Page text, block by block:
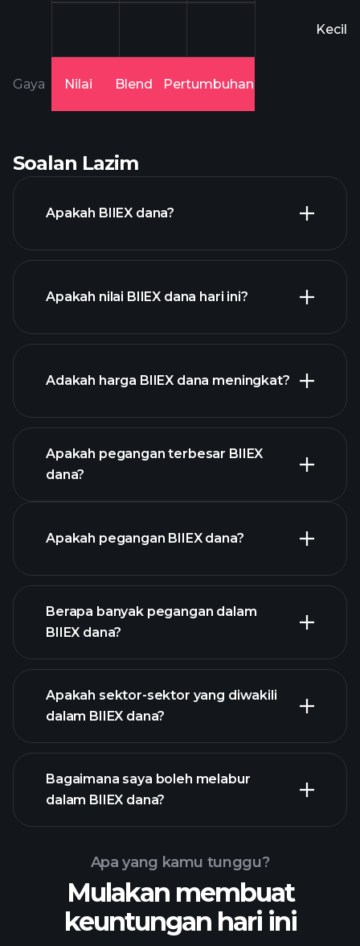
Kecil
Gaya Nilai Blend Pertumbuhan
Soalan Lazim
Apakah BIIEX dana?
Apakah nilai BIIEX dana hari ini?
grafik lanjutan
Adakah harga BIIEX dana meningkat?
Apakah pegangan terbesar BIIEX
dana?
holdings
Apakah pegangan BIIEX dana?
holdings
Berapa banyak pegangan dalam
BIIEX dana?
Apakah sektor-sektor yang diwakili
dalam BIIEX dana?
Bagaimana saya boleh melabur
dalam BIIEX dana?
Apa yang kamu tunggu?
Mulakan membuat
keuntungan hari ini